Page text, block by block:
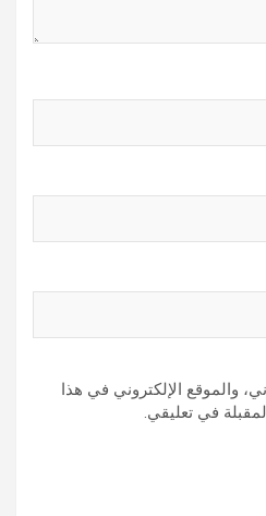
والموقع الإلكتروني في هذا
في تعليقي.